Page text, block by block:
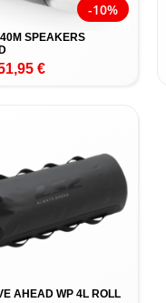
-10%
SPEAKERS
€
AHEAD WP 4L ROLL